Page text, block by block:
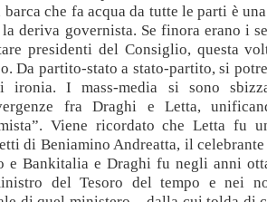
barca che fa acqua da tutte le parti è
deriva governista. Se finora erano i
presidenti del Consiglio, questa
Da partito-stato a stato-partito, si
ironia. I mass-media si sono
fra Draghi e Letta,
Viene ricordato che Letta fu
di Beniamino Andreatta, il
e Bankitalia e Draghi fu negli anni
del Tesoro del tempo e nei